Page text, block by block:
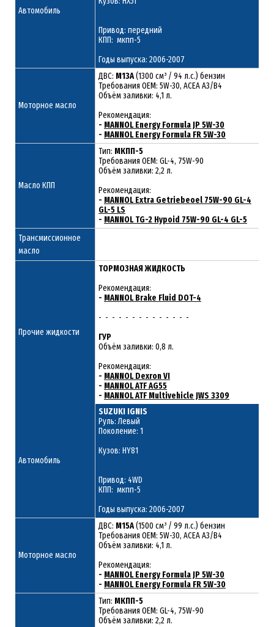
Автомобиль
Привод: передний
КПП: мкпп-5
Годы выпуска: 2006-2007
Моторное масло
ДВС: M13A(1300 см³ / 94 л.с.) бензин
Требования ОЕМ: 5W-30, ACEA A3/B4
Объём заливки: 4,1 л.
Рекомендация:
- MANNOL Energy Formula JP 5W-30
- MANNOL Energy Formula FR 5W-30
Масло КПП
Тип: МКПП-5
Требования OEM: GL-4, 75W-90
Объём заливки: 2,2 л.
Рекомендация:
- MANNOL Extra Getriebeoel 75W-90 GL-4
GL-5 LS
- MANNOL TG-2 Hypoid 75W-90 GL-4 GL-5
Трансмиссионное
масло
Прочие жидкости
ТОРМОЗНАЯ ЖИДКОСТЬ
Рекомендация:
- MANNOL Brake Fluid DOT-4
- - - - - - - - - - - - - -
ГУР
Объём заливки: 0,8 л.
Рекомендация:
- MANNOL Dexron VI
- MANNOL ATF AG55
- MANNOL ATF Multivehicle JWS 3309
Автомобиль
SUZUKI IGNIS
Руль: Левый
Поколение: 1
Кузов: HY81
Привод: 4WD
КПП: мкпп-5
Годы выпуска: 2006-2007
Моторное масло
ДВС: M15A(1500 см³ / 99 л.с.) бензин
Требования ОЕМ: 5W-30, ACEA A3/B4
Объём заливки: 4,1 л.
Рекомендация:
- MANNOL Energy Formula JP 5W-30
- MANNOL Energy Formula FR 5W-30
Тип: МКПП-5
Требования OEM: GL-4, 75W-90
Объём заливки: 2,2 л.